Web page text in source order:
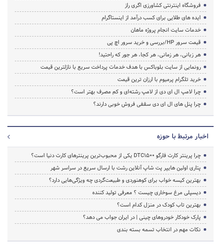
فروشگاه اینترنتی کشاورزی اگری راز
ایده های طلایی برای کسب درآمد از اینستاگرام
خدمات سایت انجام پروژه ماهان
قیمت سرور HP/بررسی و خرید سرور اچ پی
هر زبانی، هر زمانی، هر کجا، هر جور که راحتید!
رونمایی از سایت بلوباکس با هدف خدمات پرداخت سریع با نازلترین قیمت
خرید تلگرام پرمیوم با ارزان ترین قیمت
چرا لامپ ال ای دی از لامپ رشته‌ای و کم مصرف بهتر است؟
چرا پنل های ال ای دی سقفی فروش خوبی دارند؟
اخبار مرتبط با حوزه
چرا پرینتر کارت فارگو DTC1500 یکی از محبوب‌ترین پرینترهای کارت دنیا است؟
پتاری اولین هایپر پت شاپ آنلاین رشت با ارسال سریع در سراسر شهر
بهترین کیسه خواب برای کوهنوردی و طبیعت‌گردی چه ویژگی‌هایی دارد؟
دیسپلی مرغ سوخاری چیست ؟ معرفی تولید کننده
بهترین تاب کودک در منزل کدام است؟
پارک خودکار خودروهای چینی | در ایران جواب می دهد؟
نکات مهم در انتخاب تسمه بسته بندی